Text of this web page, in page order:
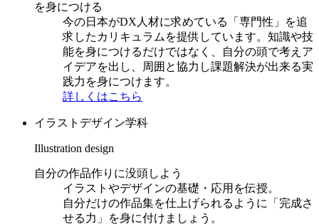
を身につける
今の日本がDX人材に求めている「専門性」を追
求したカリキュラムを提供しています。知識や技
能を身につけるだけではなく、自分の頭で考えア
イデアを出し、周囲と協力し課題解決が出来る実
践力を身につけます。
詳しくはこちら
イラストデザイン学科
Illustration design
自分の作品作りに没頭しよう
イラストやデザインの基礎・応用を伝授。
自分だけの作品集を仕上げられるように「完成さ
せる力」を身に付けましょう。